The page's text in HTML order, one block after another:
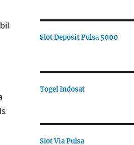
Slot Deposit Pulsa 5000
Togel Indosat
Slot Via Pulsa